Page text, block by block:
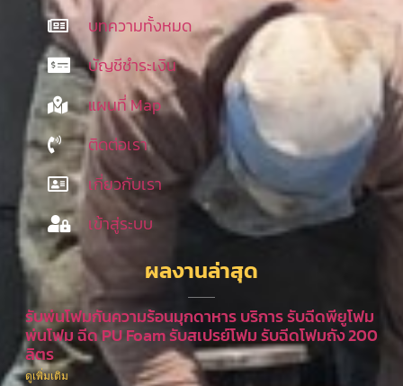
บทความทั้งหมด
บัญชีชำระเงิน
แผนที่ Map
ติดต่อเรา
เกี่ยวกับเรา
เข้าสู่ระบบ
ผลงานล่าสุด
รับพ่นโฟมกันความร้อนมุกดาหาร บริการ รับฉีดพียูโฟม
พ่นโฟม ฉีด PU Foam รับสเปรย์โฟม รับฉีดโฟมถัง 200
ลิตร
ดูเพิ่มเติม